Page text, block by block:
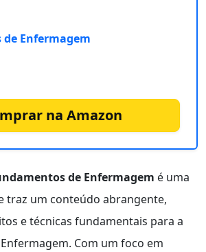
Enfermagem
na Amazon
de Enfermagem é uma
traz um conteúdo abrangente,
e técnicas fundamentais para a
Com um foco em